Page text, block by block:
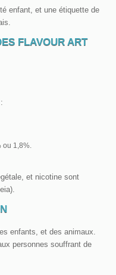
enfant, et une étiquette de
FLAVOUR ART
1,8%.
et nicotine sont
enfants, et des animaux.
personnes souffrant de